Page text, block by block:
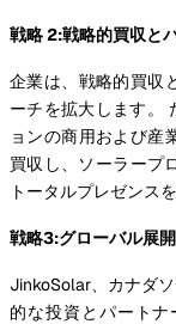
戦略 2:戦略的買収と
企業は、戦略的買収
ーチを拡大します。
ョンの商用および産
買収し、ソーラープ
トータルプレゼンス
戦略3:グローバル展
JinkoSolar、カナダ
的な投資とパート